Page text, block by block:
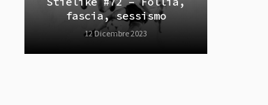
fascia, sessismo
12 Dicembre 2023